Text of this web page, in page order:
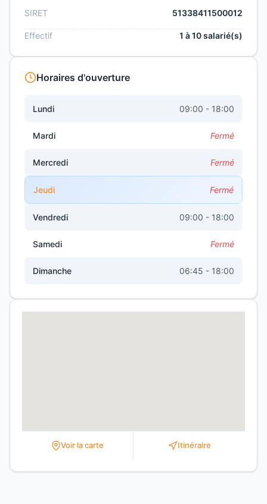
SIRET 51338411500012
Effectif 1 à 10 salarié(s)
Horaires d'ouverture
Lundi 09:00 - 18:00
Mardi Fermé
Mercredi Fermé
Jeudi Fermé
Vendredi 09:00 - 18:00
Samedi Fermé
Dimanche 06:45 - 18:00
Voir la carte Itinéraire